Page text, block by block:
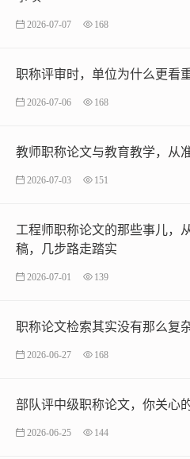
2026-07-07 168
职称评审时，单位为什么更看
2026-07-06 168
教师职称论文与教育教学，从
2026-07-03 151
工程师职称论文的那些事儿，
稿，几步路走踏实
2026-07-01 139
职称论文检索其实没有那么复
2026-06-27 168
部队评中级职称论文，你关心
2026-06-25 144